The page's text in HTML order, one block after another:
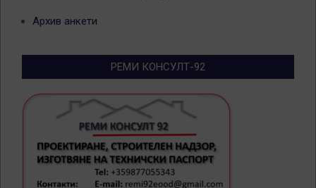
Архив анкети
РЕМИ КОНСУЛТ-92